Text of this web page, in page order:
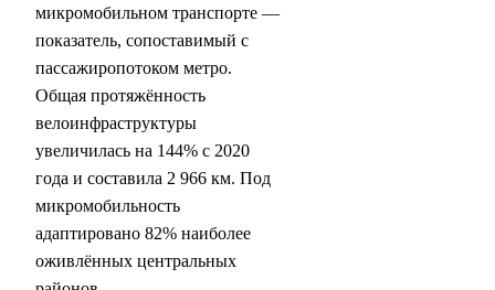
микромобильном транспорте —
показатель, сопоставимый с
пассажиропотоком метро.
Общая протяжённость
велоинфраструктуры
увеличилась на 144% с 2020
года и составила 2 966 км. Под
микромобильность
адаптировано 82% наиболее
оживлённых центральных